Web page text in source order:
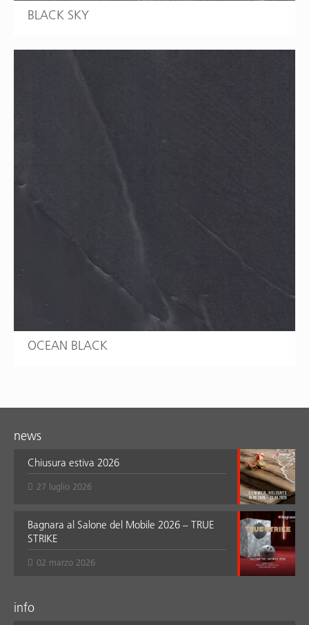
BLACK SKY
OCEAN BLACK
news
Chiusura estiva 2026
27 luglio 2026
Bagnara al Salone del Mobile 2026 – TRUE
STRIKE
02 marzo 2026
info